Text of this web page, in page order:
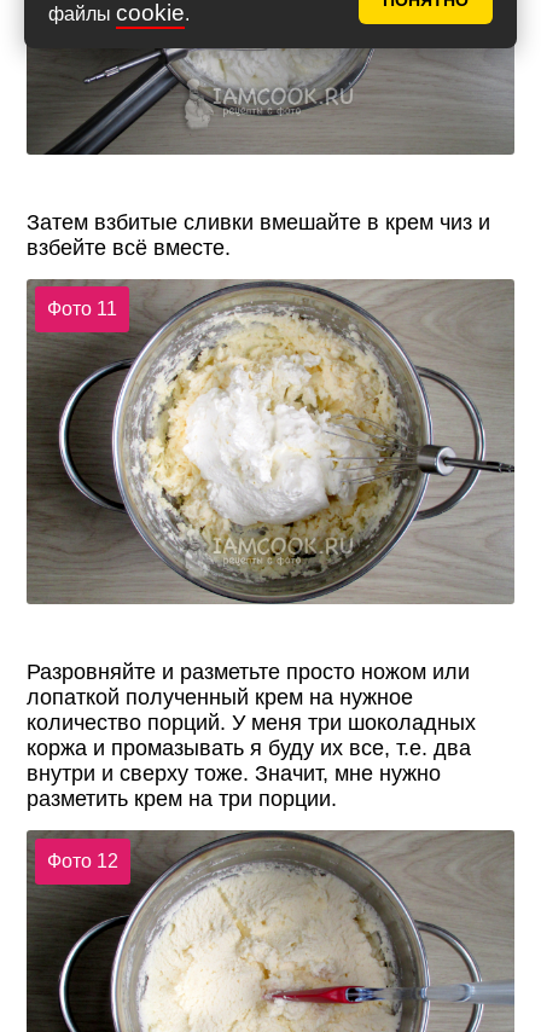
файлы cookie.
Затем взбитые сливки вмешайте в крем чиз и
взбейте всё вместе.
Фото 11
Разровняйте и разметьте просто ножом или
лопаткой полученный крем на нужное
количество порций. У меня три шоколадных
коржа и промазывать я буду их все, т.е. два
внутри и сверху тоже. Значит, мне нужно
разметить крем на три порции.
Фото 12